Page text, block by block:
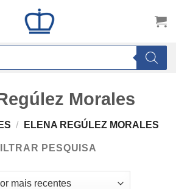
Morales
/ ELENA REGÚLEZ MORALES
PESQUISA